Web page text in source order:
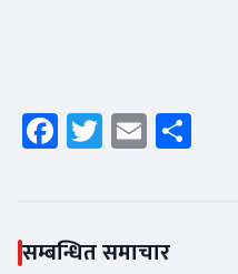
Facebook
Twitter
Email
सम्बन्धित समाचार